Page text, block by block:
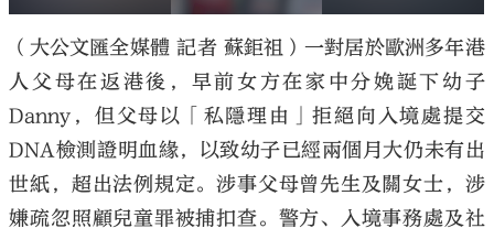
（大公文匯全媒體 記者 蘇鉅祖）一對居於歐洲多年港
人父母在返港後，早前女方在家中分娩誕下幼子
Danny，但父母以「私隱理由」拒絕向入境處提交
DNA檢測證明血緣，以致幼子已經兩個月大仍未有出
世紙，超出法例規定。涉事父母曾先生及關女士，涉
嫌疏忽照顧兒童罪被捕扣查。警方、入境事務處及社